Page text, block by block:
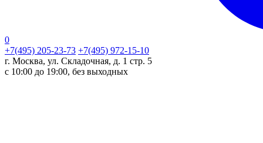
0
+7(495) 205-23-73 +7(495) 972-15-10
г. Москва, ул. Складочная, д. 1 стр. 5
с 10:00 до 19:00, без выходных